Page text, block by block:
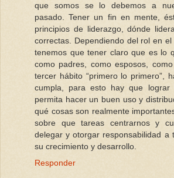
que somos se lo debemos a
pasado. Tener un fin en mente,
principios de liderazgo, dónde
correctas. Dependiendo del rol en
tenemos que tener claro que es lo
como padres, como esposos,
tercer hábito “primero lo primero”,
cumpla, para esto hay que
permita hacer un buen uso y
qué cosas son realmente
sobre que tareas centrarnos y
delegar y otorgar responsabilidad a
su crecimiento y desarrollo.
Responder